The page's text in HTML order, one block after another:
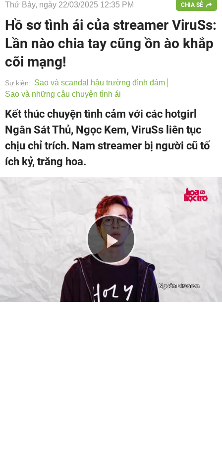
Thứ Bảy, ngày 22/03/2025 12:35 PM CHIA SẺ
Hồ sơ tình ái của streamer ViruSs:
Lần nào chia tay cũng ồn ào khắp
cõi mạng!
Sự kiện: Sao và scandal hậu trường đình đám
Sao và những câu chuyện tình ái
Kết thúc chuyện tình cảm với các hotgirl
Ngân Sát Thủ, Ngọc Kem, ViruSs liên tục
chịu chỉ trích. Nam streamer bị người cũ tố
ích kỷ, trăng hoa.
Play